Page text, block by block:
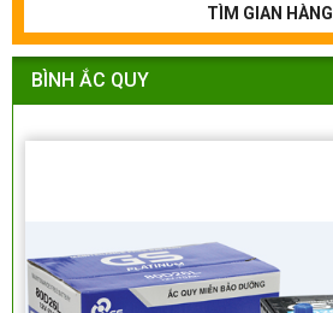
TÌM GIAN HÀNG
BÌNH ẮC QUY